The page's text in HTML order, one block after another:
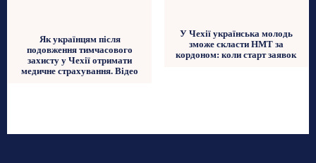
Як українцям після
подовження тимчасового
захисту у Чехії отримати
медичне страхування. Відео
У Чехії українська молодь
зможе скласти НМТ за
кордоном: коли старт заявок